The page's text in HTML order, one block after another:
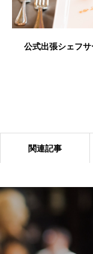
公式出張シェフ
出張シェフサー
関連記事